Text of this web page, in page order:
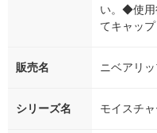
い。◆使用
てキャップ
販売名 ニベアリ
シリーズ名 モイスチ